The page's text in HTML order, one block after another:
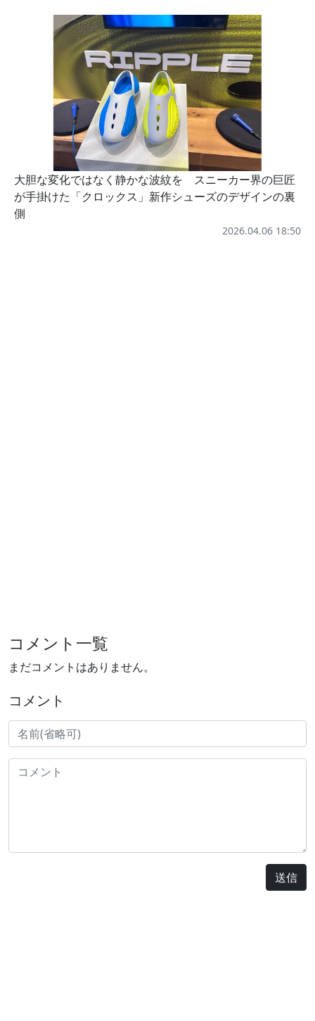
大胆な変化ではなく静かな波紋を スニーカー界の巨匠
が手掛けた「クロックス」新作シューズのデザインの裏
側
2026.04.06 18:50
コメント一覧
まだコメントはありません。
コメント
送信